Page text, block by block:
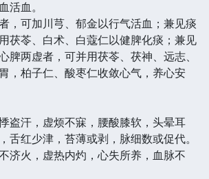
活血。
，可加川芎、郁金以行气活血；兼见痰
茯苓、白术、白蔻仁以健脾化痰；兼见
脾两虚者，可并用茯苓、茯神、远志、
，柏子仁、酸枣仁收敛心气，养心安
盗汗，虚烦不寐，腰酸膝软，头晕耳
舌红少津，苔薄或剥，脉细数或促代。
济火，虚热内灼，心失所养，血脉不